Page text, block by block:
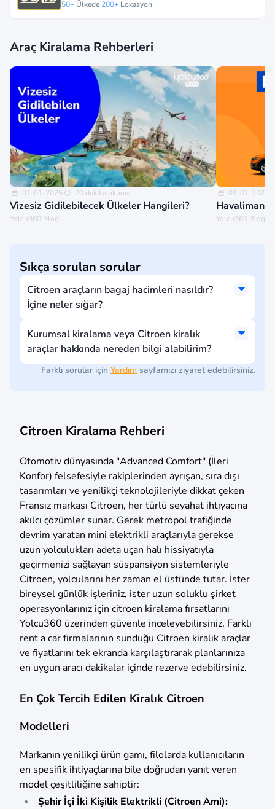
50+ Ülkede 200+ Lokasyon
Araç Kiralama Rehberleri
01-01-2025 20 dakika okuma
Vizesiz Gidilebilecek Ülkeler Hangileri?
Yolcu360 Blog
01-01-2025
Yolcu360 Blog
Sıkça sorulan sorular
Citroen araçların bagaj hacimleri nasıldır?
İçine neler sığar?
Kurumsal kiralama veya Citroen kiralık
araçlar hakkında nereden bilgi alabilirim?
Farklı sorular için Yardım sayfamızı ziyaret edebilirsiniz.
Citroen Kiralama Rehberi
Otomotiv dünyasında "Advanced Comfort" (İleri
Konfor) felsefesiyle rakiplerinden ayrışan, sıra dışı
tasarımları ve yenilikçi teknolojileriyle dikkat çeken
Fransız markası Citroen, her türlü seyahat ihtiyacına
akılcı çözümler sunar. Gerek metropol trafiğinde
devrim yaratan mini elektrikli araçlarıyla gerekse
uzun yolculukları adeta uçan halı hissiyatıyla
geçirmenizi sağlayan süspansiyon sistemleriyle
Citroen, yolcularını her zaman el üstünde tutar. İster
bireysel günlük işleriniz, ister uzun soluklu şirket
operasyonlarınız için citroen kiralama fırsatlarını
Yolcu360 üzerinden güvenle inceleyebilirsiniz. Farklı
rent a car firmalarının sunduğu Citroen kiralık araçlar
ve fiyatlarını tek ekranda karşılaştırarak planlarınıza
en uygun aracı dakikalar içinde rezerve edebilirsiniz.
En Çok Tercih Edilen Kiralık Citroen
Modelleri
Markanın yenilikçi ürün gamı, filolarda kullanıcıların
en spesifik ihtiyaçlarına bile doğrudan yanıt veren
model çeşitliliğine sahiptir:
Şehir İçi İki Kişilik Elektrikli (Citroen Ami):